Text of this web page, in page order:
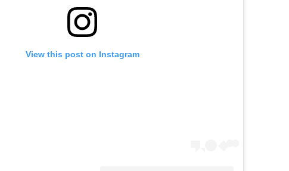
View this post on Instagram